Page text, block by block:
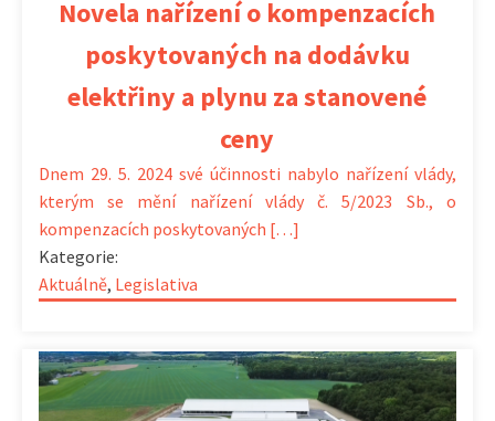
Novela nařízení o kompenzacích
poskytovaných na dodávku
elektřiny a plynu za stanovené
ceny
Dnem 29. 5. 2024 své účinnosti nabylo nařízení vlády,
kterým se mění nařízení vlády č. 5/2023 Sb., o
kompenzacích poskytovaných […]
Kategorie:
Aktuálně, Legislativa